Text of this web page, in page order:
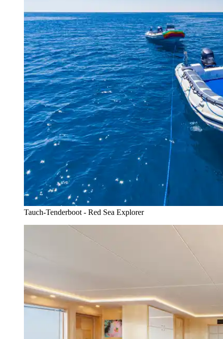
Tauch-Tenderboot - Red Sea Explorer